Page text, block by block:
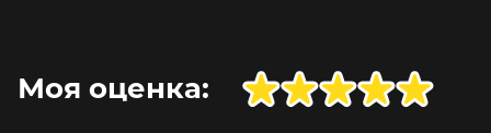
Моя оценка: